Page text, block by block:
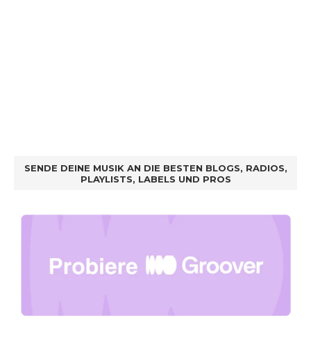
SENDE DEINE MUSIK AN DIE BESTEN BLOGS, RADIOS,
PLAYLISTS, LABELS UND PROS